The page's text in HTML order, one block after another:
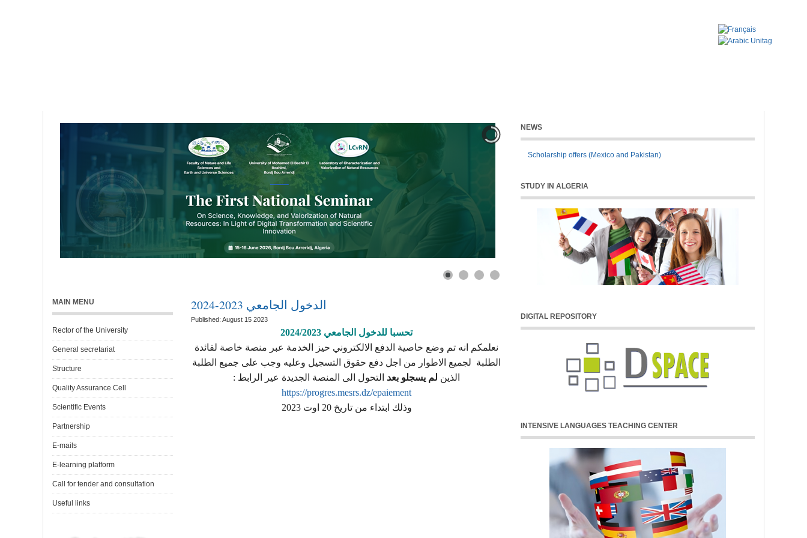
الدخول الجامعي 2023-2024
Published: August 15 2023
تحسبا للدخول الجامعي 2024/2023
نعلمكم انه تم وضع خاصية الدفع الالكتروني حيز الخدمة عبر منصة خاصة لفائدة
الطلبة لجميع الاطوار من اجل دفع حقوق التسجيل وعليه وجب على جميع الطلبة
الذين لم يسجلو بعد التحول الى المنصة الجديدة عير الرابط :
https://progres.mesrs.dz/epaiement
وذلك ابتداء من تاريخ 20 اوت 2023
MAIN MENU
Rector of the University
General secretariat
Structure
Quality Assurance Cell
Scientific Events
Partnership
E-mails
E-learning platform
Call for tender and consultation
Useful links
NEWS
Scholarship offers (Mexico and Pakistan)
STUDY IN ALGERIA
DIGITAL REPOSITORY
INTENSIVE LANGUAGES TEACHING CENTER